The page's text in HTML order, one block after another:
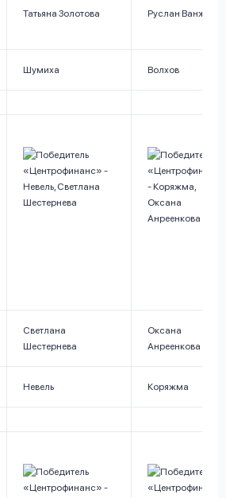
Татьяна Золотова Руслан Ванжин
Шумиха Волхов
Светлана
Шестернева
Оксана
Анреенкова
Невель Коряжма